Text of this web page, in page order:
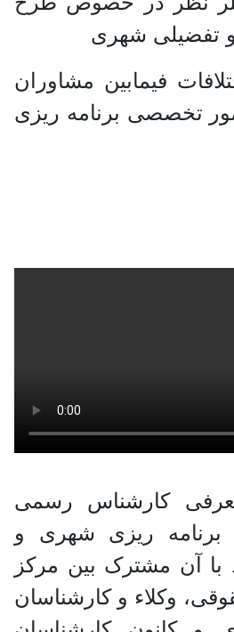
تفضیلی شهری
فیمابین مشاوران
تخصصی برنامه ریزی
کارشناس رسمی
برنامه ریزی شهری و
با آن مشترک بین مرکز
وکلاء و کارشناسان